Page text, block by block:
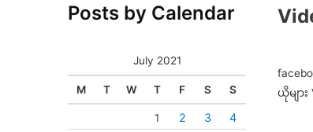
Posts by Calendar
July 2021
M T W T F S S
1 2 3 4
ယိုမျာ